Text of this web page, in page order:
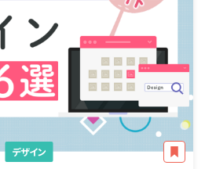
デザイン